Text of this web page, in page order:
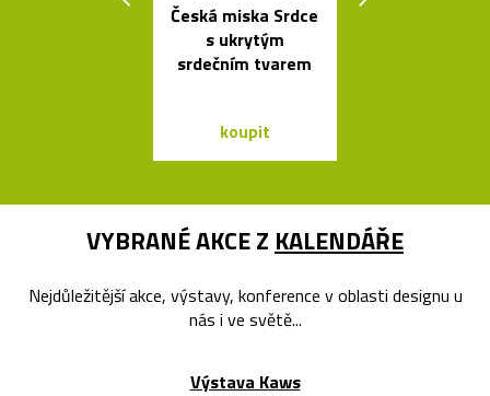
Česká miska Srdce
s ukrytým
srdečním tvarem
koupit
VYBRANÉ AKCE Z KALENDÁŘE
Nejdůležitější akce, výstavy, konference v oblasti designu u
nás i ve světě...
Výstava Kaws